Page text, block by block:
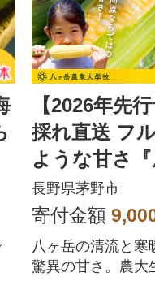
【2026年先
採れ直送 フ
ような甘さ
生とうもろ
長野県茅野市
寄付金額
八ヶ岳の清流と寒
驚異の甘さ。農大